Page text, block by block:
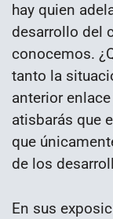
hay quien
desarrollo del
conocemos.
tanto la
anterior
atisbarás que
que
de los
En sus